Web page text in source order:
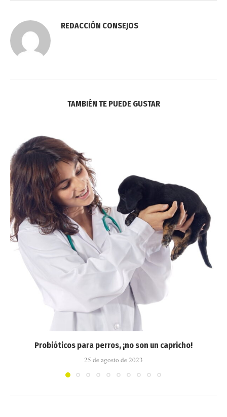
REDACCIÓN CONSEJOS
TAMBIÉN TE PUEDE GUSTAR
Probióticos para perros, ¡no son un capricho!
25 de agosto de 2023